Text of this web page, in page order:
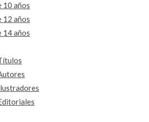
10 años
12 años
14 años